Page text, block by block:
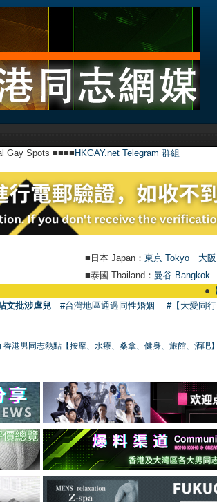
Gay Spots ■■■■ HKGAY.net Telegram 群組
■日本 Japan： 東京 Tokyo 大
■泰國 Thailand： 曼谷 Bangkok
【號
文批涉虐兒 #台灣地區通過同性婚姻 #【大愛同
港男同志熱點【按摩、水療、桑拿、健身、旅館、酒吧】